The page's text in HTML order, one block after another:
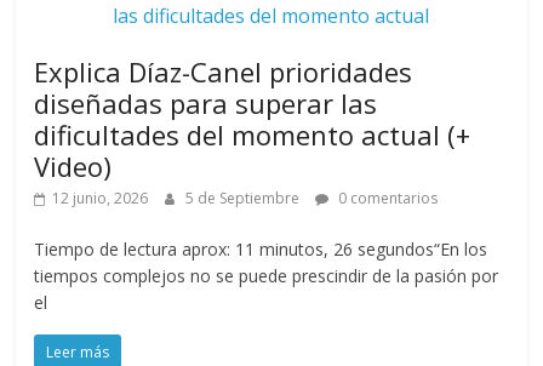
las dificultades del momento actual
Explica Díaz-Canel prioridades
diseñadas para superar las
dificultades del momento actual (+
Video)
12 junio, 2026 5 de Septiembre 0 comentarios
Tiempo de lectura aprox: 11 minutos, 26 segundos“En los
tiempos complejos no se puede prescindir de la pasión por
el
Leer más